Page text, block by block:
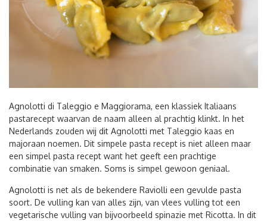
Agnolotti di Taleggio e Maggiorama, een klassiek Italiaans
pastarecept waarvan de naam alleen al prachtig klinkt. In het
Nederlands zouden wij dit Agnolotti met Taleggio kaas en
majoraan noemen. Dit simpele pasta recept is niet alleen maar
een simpel pasta recept want het geeft een prachtige
combinatie van smaken. Soms is simpel gewoon geniaal.
Agnolotti is net als de bekendere Raviolli een gevulde pasta
soort. De vulling kan van alles zijn, van vlees vulling tot een
vegetarische vulling van bijvoorbeeld spinazie met Ricotta. In dit